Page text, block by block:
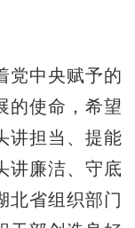
中央赋予的
的使命，希望
讲担当、提能
讲廉洁、守底
北省组织部门